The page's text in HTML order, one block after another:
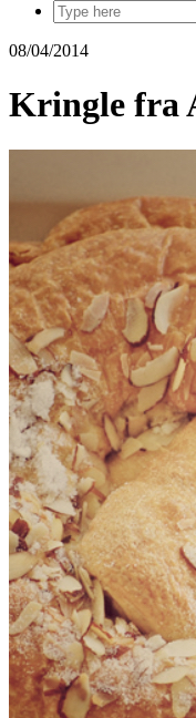
08/04/2014
Kringle fra